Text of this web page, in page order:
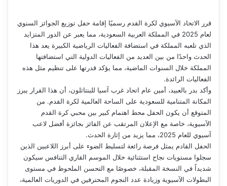
قرر الاتحاد الآسيوي لكرة القدم رسميًا إقامة حفل توزيع الجوائز السنوي
لعام 2025 في المملكة العربية السعودية، مما يعبر عن الدور المتزايد
الذي تلعبه المملكة في استضافة الفعاليات الرياضية الكبيرة يعد هذا
الحدث واحدًا من بين العديد من الفعاليات الدولية التي استضافتها
المملكة خلال السنوات الماضية، مما يؤكد قدرتها على تنظيم مثل هذه
الفعاليات الرائدة.
وأكد بدر بالعبيد، أمين عام اتحاد غرب آسيا للبنتاثلون، أن هذا القرار يبرز
المكانة المتنامية للسعودية على الساحة العالمية لكرة القدم. من
المتوقع أن يكون الحفل محط اهتمام كبير بين محبي كرة القدم
الآسيوية، خاصة مع الإعلان المرتقب عن الفائز بجائزة أفضل لاعب
آسيوي للعام 2025، مما يزيد من إثارة الحدث.
الحفل القادم يمثل فرصة رائعة لتسليط الضوء على أبرز اللاعبين الذين
سجلوا مستويات نجاح استثنائية خلال الموسم القاري التنافس سيكون
شديداً في النسخة المقبلة، خصوصًا مع التحسن الملحوظ في مستوى
البطولات الآسيوية وزيادة عدد النجوم المحترفين في الدوريات العالمية،